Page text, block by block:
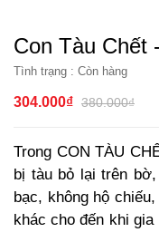
Con Tàu Chết
Tình trạng : Còn hàng
304.000₫ 380.000₫
Trong CON TÀU
bị tàu bỏ lại trên
bạc, không hộ
khác cho đến khi gia